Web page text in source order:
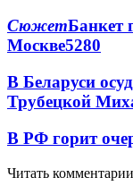
СюжетБанкет
Москве5280
В Беларуси
Трубецкой
В РФ горит
Читать комментарии